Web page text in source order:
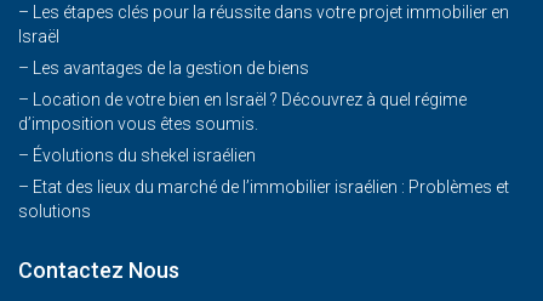
– Les étapes clés pour la réussite dans votre projet immobilier en
Israël
– Les avantages de la gestion de biens
– Location de votre bien en Israël ? Découvrez à quel régime
d’imposition vous êtes soumis.
– Évolutions du shekel israélien
– Etat des lieux du marché de l’immobilier israélien : Problèmes et
solutions
Contactez Nous